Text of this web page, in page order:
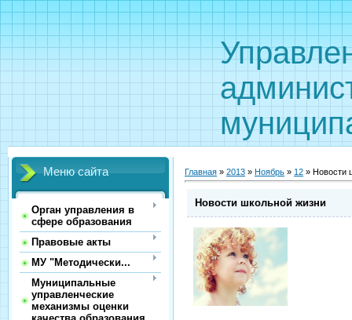
Меню сайта
Орган управления в
сфере образования
Правовые акты
МУ "Методически...
Муниципальные
управленческие
механизмы оценки
Главная » 2013 » Ноябрь » 12 » Новости
Новости школьной жизни